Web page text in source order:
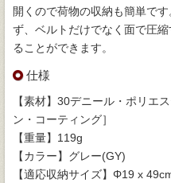
開くので荷物の収納も簡単で
ず、ベルトだけでなく面で圧
ることができます。
仕様
【素材】30デニール・ポリエ
ン・コーティング］
【重量】119g
【カラー】グレー(GY)
【適応収納サイズ】Φ19 x